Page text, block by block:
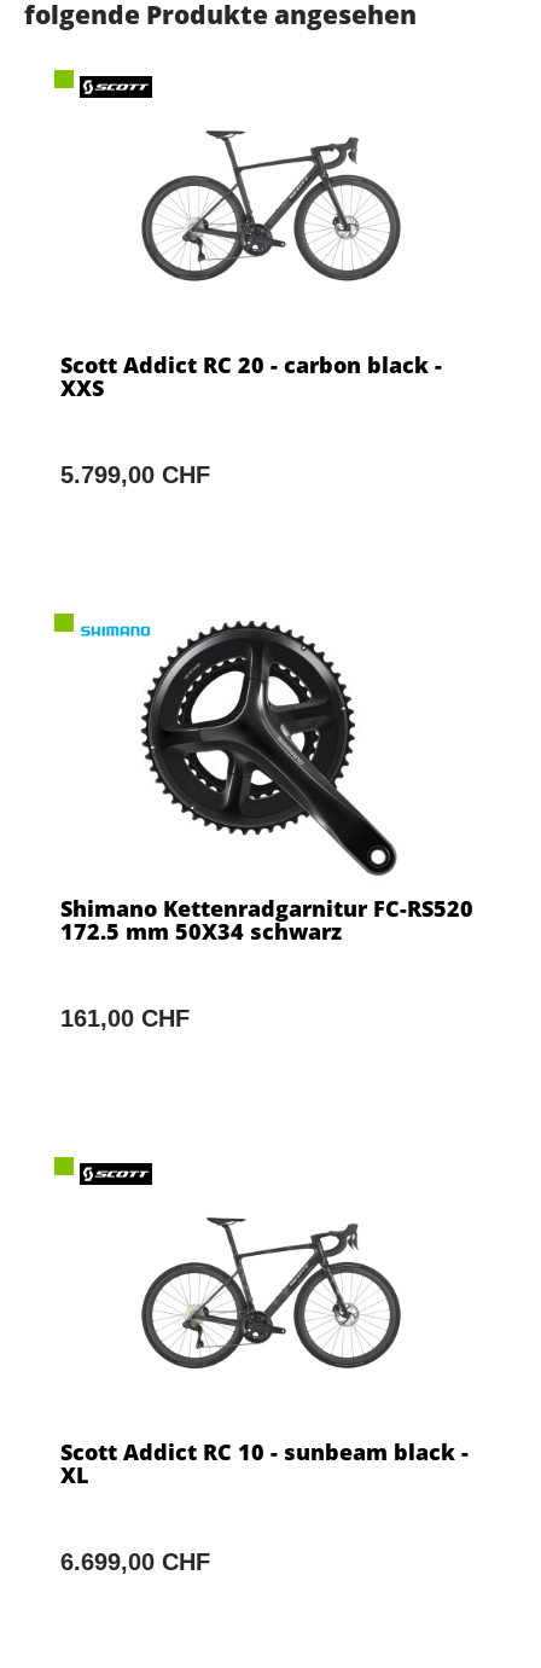
folgende Produkte angesehen
Scott Addict RC 20 - carbon black -
XXS
5.799,00 CHF
Shimano Kettenradgarnitur FC-RS520
172.5 mm 50X34 schwarz
161,00 CHF
Scott Addict RC 10 - sunbeam black -
XL
6.699,00 CHF